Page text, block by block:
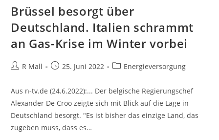
Altdorfer
Wald
Brüssel besorgt über
Deutschland. Italien schrammt
an Gas-Krise im Winter vorbei
Beitrags-
R Mall
Beitrag25. Juni 2022
Beitrags-
Energieversorgung
Aus n-tv.de (24.6.2022):... Der belgische Regierungschef
Alexander De Croo zeigte sich mit Blick auf die Lage in
Deutschland besorgt. "Es ist bisher das einzige Land, das
zugeben muss, dass es…